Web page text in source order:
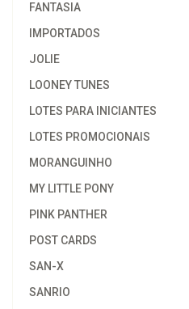
FANTASIA
IMPORTADOS
JOLIE
LOONEY TUNES
LOTES PARA INICIANTES
LOTES PROMOCIONAIS
MORANGUINHO
MY LITTLE PONY
PINK PANTHER
POST CARDS
SAN-X
SANRIO